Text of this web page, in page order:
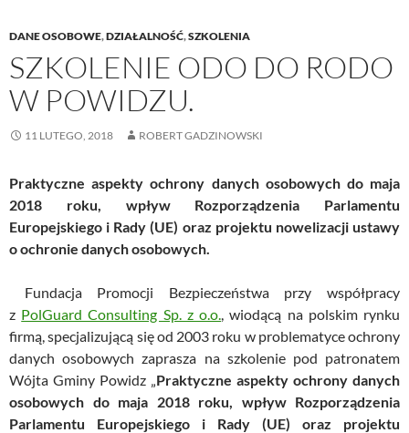
DANE OSOBOWE,DZIAŁALNOŚĆ,SZKOLENIA
SZKOLENIE ODO DO RODO
W POWIDZU.
11 LUTEGO, 2018 ROBERT GADZINOWSKI
Praktyczne aspekty ochrony danych osobowych do maja
2018 roku, wpływ Rozporządzenia Parlamentu
Europejskiego i Rady (UE) oraz projektu nowelizacji ustawy
o ochronie danych osobowych.
Fundacja Promocji Bezpieczeństwa przy współpracy
z PolGuard Consulting Sp. z o.o., wiodącą na polskim rynku
firmą, specjalizującą się od 2003 roku w problematyce ochrony
danych osobowych zaprasza na szkolenie pod patronatem
Wójta Gminy Powidz „Praktyczne aspekty ochrony danych
osobowych do maja 2018 roku, wpływ Rozporządzenia
Parlamentu Europejskiego i Rady (UE) oraz projektu